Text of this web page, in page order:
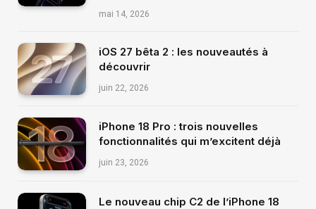
mai 14, 2026
iOS 27 bêta 2 : les nouveautés à
découvrir
juin 22, 2026
iPhone 18 Pro : trois nouvelles
fonctionnalités qui m’excitent déjà
juin 23, 2026
Le nouveau chip C2 de l’iPhone 18